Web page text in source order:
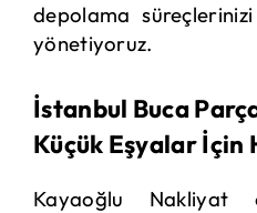
depolama
yönetiyoruz.
İstanbul Buca
Küçük Eşyalar İçin
Kayaoğlu Nakliyat